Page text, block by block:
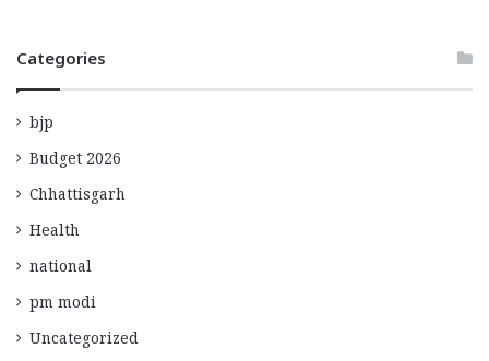
Categories
bjp
Budget 2026
Chhattisgarh
Health
national
pm modi
Uncategorized